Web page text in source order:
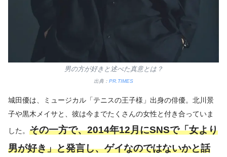
男の方が好きと述べた真意とは？
出典： PR.TIMES
城田優は、ミュージカル「テニスの王子様」出身の俳優。北川景
子や黒木メイサと、彼は今までたくさんの女性と付き合っていま
した。 その一方で、2014年12月にSNSで「女より
男が好き」と発言し、ゲイなのではないかと話